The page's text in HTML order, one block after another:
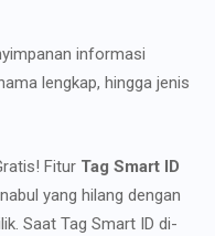
informasi
lengkap, hingga jenis
Fitur Tag Smart ID
yang hilang dengan
Saat Tag Smart ID di-